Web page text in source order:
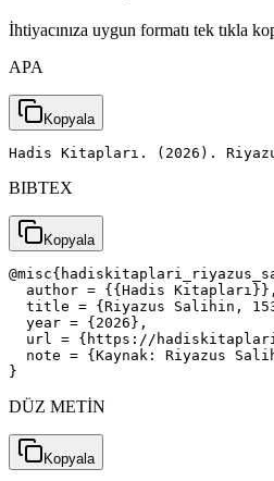
İhtiyacınıza uygun formatı tek tıkla
APA
Kopyala
Hadis Kitapları. (2026).
BIBTEX
Kopyala
  author = {{Hadis Kitapları}},
title = {Riyazus Salihin,
  year = {2026},
url = {https://
note = {Kaynak: Riyazus
}
DÜZ METİN
Kopyala